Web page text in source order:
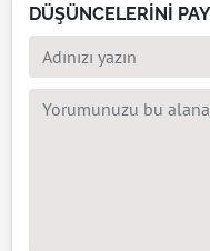
DÜŞÜNCELERİNİ